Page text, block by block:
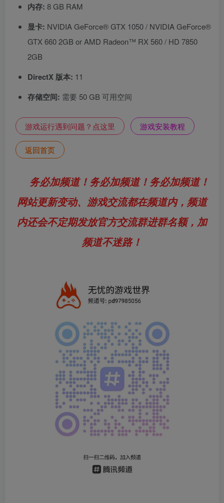
内存: 8 GB RAM
显卡: NVIDIA GeForce® GTX 1050 / NVIDIA GeForce®
GTX 660 2GB or AMD Radeon™ RX 560 / HD 7850
2GB
DirectX 版本: 11
存储空间: 需要 50 GB 可用空间
游戏运行遇到问题？点这里 游戏安装教程
返回首页
务必加频道！务必加频道！务必加频道！
网站更新变动、游戏交流都在频道内，频道
内还会不定期发放官方交流群进群名额，加
频道不迷路！